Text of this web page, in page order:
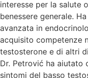
interesse per la salute
benessere generale.
avanzata in
acquisito competenze
testosterone e di altri
Dr. Petrović ha aiutato
sintomi del basso